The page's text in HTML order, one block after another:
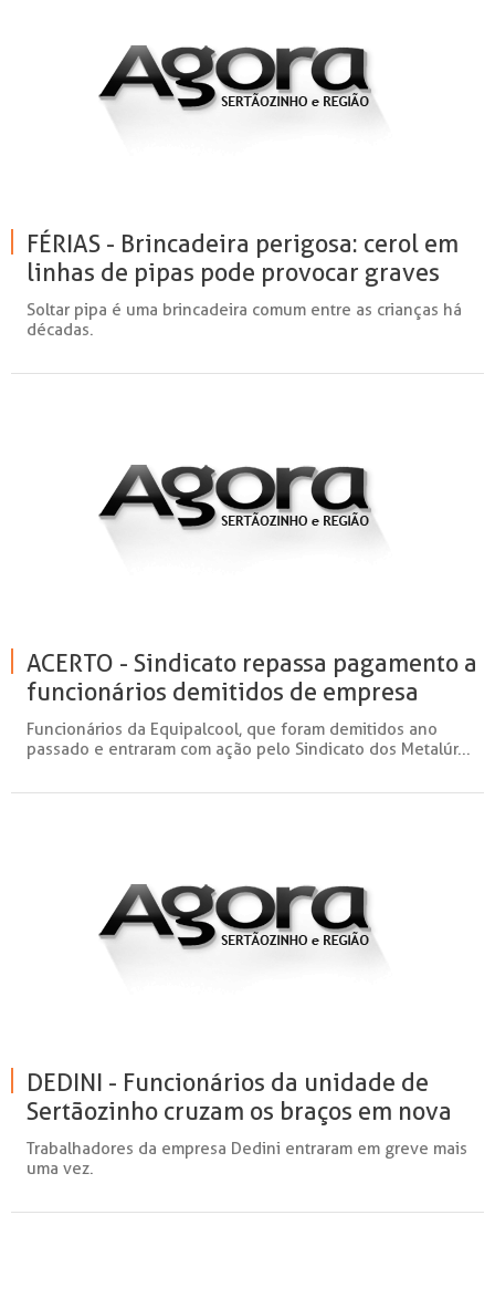
FÉRIAS - Brincadeira perigosa: cerol em
linhas de pipas pode provocar graves
acidentes e até matar
Soltar pipa é uma brincadeira comum entre as crianças há
décadas.
ACERTO - Sindicato repassa pagamento a
funcionários demitidos de empresa
sertanezina
Funcionários da Equipalcool, que foram demitidos ano
passado e entraram com ação pelo Sindicato dos Metalúr...
DEDINI - Funcionários da unidade de
Sertãozinho cruzam os braços em nova
paralisação
Trabalhadores da empresa Dedini entraram em greve mais
uma vez.